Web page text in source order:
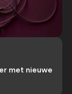
met nieuwe